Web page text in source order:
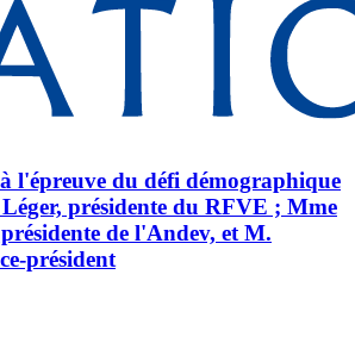
l'épreuve du défi démographique
présidente du RFVE ; Mme
de l'Andev, et M.
président